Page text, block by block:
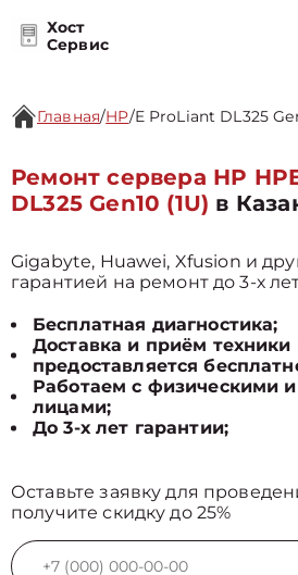
Хост
Сервис
Главная/HP/E ProLiant DL325
Ремонт сервера HP
DL325 Gen10 (1U) в
Gigabyte, Huawei, Xfusion и
гарантией на ремонт до 3-х
Бесплатная диагностика;
Доставка и приём техники
предоставляется
Работаем с физическими
лицами;
До 3-х лет гарантии;
Оставьте заявку для
получите скидку до 25%